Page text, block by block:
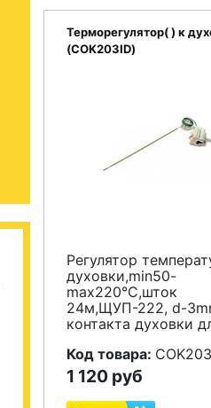
Терморегулятор( ) к
(COK203ID)
Регулятор
духовки,min50-
max220°C,шток
24м,ЩУП-222, d-
контакта духовки
Код товара:
1 120 руб